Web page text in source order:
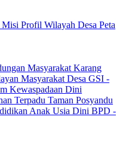
Profil Wilayah Desa Peta
Masyarakat Karang
Masyarakat Desa GSI -
Kewaspadaan Dini
Terpadu Taman Posyandu
Anak Usia Dini BPD -